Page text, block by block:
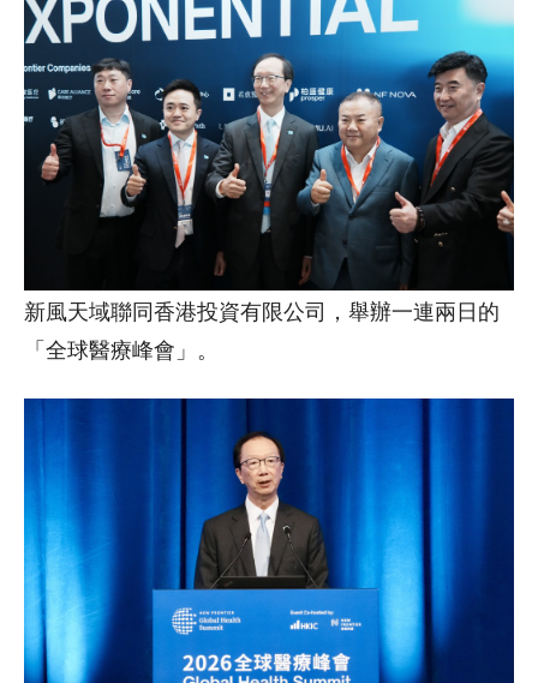
新風天域聯同香港投資有限公司，舉辦一連兩日的
「全球醫療峰會」。